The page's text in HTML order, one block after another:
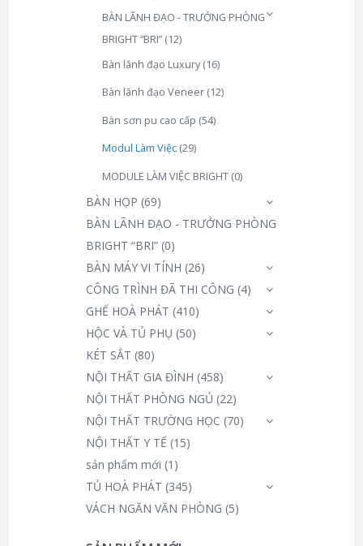
BÀN LÃNH ĐẠO - TRƯỞNG PHÒNG
BRIGHT “BRI” (12)
Bàn lãnh đạo Luxury (16)
Bàn lãnh đạo Veneer (12)
Bàn sơn pu cao cấp (54)
Modul Làm Việc (29)
MODULE LÀM VIỆC BRIGHT (0)
BÀN HỌP (69)
BÀN LÃNH ĐẠO - TRƯỞNG PHÒNG
BRIGHT “BRI” (0)
BÀN MÁY VI TÍNH (26)
CÔNG TRÌNH ĐÃ THI CÔNG (4)
GHẾ HOÀ PHÁT (410)
HỘC VÀ TỦ PHỤ (50)
KÉT SẮT (80)
NỘI THẤT GIA ĐÌNH (458)
NỘI THẤT PHÒNG NGỦ (22)
NỘI THẤT TRƯỜNG HỌC (70)
NỘI THẤT Y TẾ (15)
sản phẩm mới (1)
TỦ HOÀ PHÁT (345)
VÁCH NGĂN VĂN PHÒNG (5)